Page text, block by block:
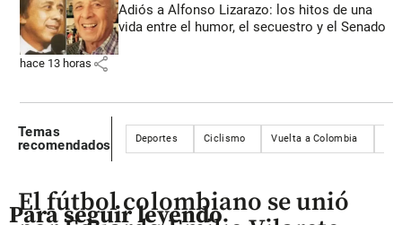
Adiós a Alfonso Lizarazo: los hitos de una
vida entre el humor, el secuestro y el Senado
hace 13 horas share
Temas
recomendados
Deportes Ciclismo Vuelta a Colombia
Para seguir leyendo
El fútbol colombiano se unió